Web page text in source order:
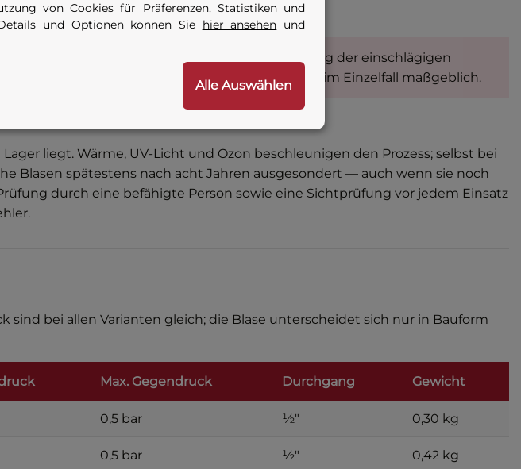
nur durch befähigte Personen unter Beachtung der einschlägigen
Betriebsanweisung und Prüfpflichten im Einzelfall maßgeblich.
liegt. Wärme, UV-Licht und Ozon beschleunigen den Prozess; selbst bei
Blasen spätestens nach acht Jahren ausgesondert — auch wenn sie noch
durch eine befähigte Person sowie eine Sichtprüfung vor jedem Einsatz
bei allen Varianten gleich; die Blase unterscheidet sich nur in Bauform
Max. Gegendruck Durchgang Gewicht
0,5 bar ½″ 0,30 kg
0,5 bar ½″ 0,42 kg
von Cookies für Präferenzen, Statistiken und
und Optionen können Sie hier ansehen und
Alle Auswählen